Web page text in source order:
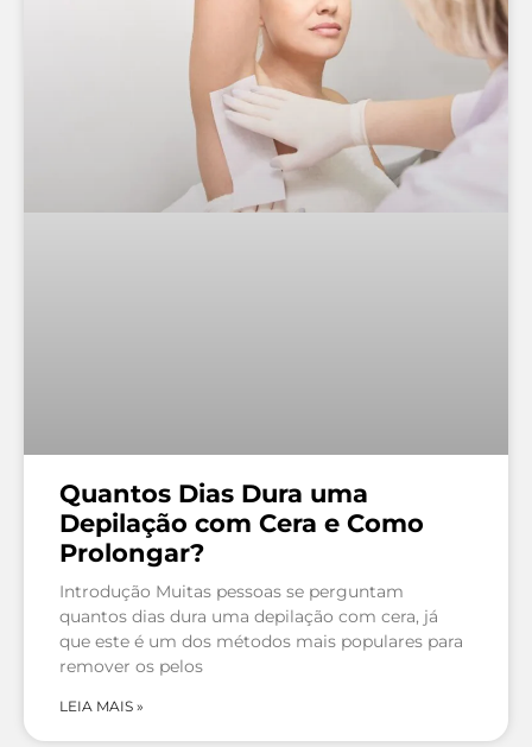
Quantos Dias Dura uma
Depilação com Cera e Como
Prolongar?
Introdução Muitas pessoas se perguntam
quantos dias dura uma depilação com cera, já
que este é um dos métodos mais populares para
remover os pelos
LEIA MAIS »